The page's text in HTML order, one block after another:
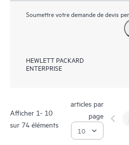
Soumettre votre demande de devis
HEWLETT PACKARD
ENTERPRISE
Afficher 1- 10
sur 74 éléments
articles par
page